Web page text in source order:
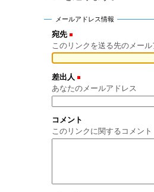
メールアドレス情報
宛先
このリンクを送る先のメール
差出人
あなたのメールアドレス
コメント
このリンクに関するコメント